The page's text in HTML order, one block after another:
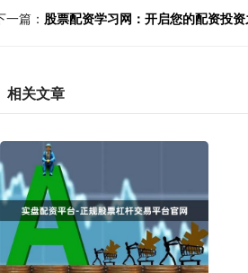
一篇： 股票配资学习网：开启您的配资投
相关文章